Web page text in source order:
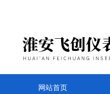
网站首页